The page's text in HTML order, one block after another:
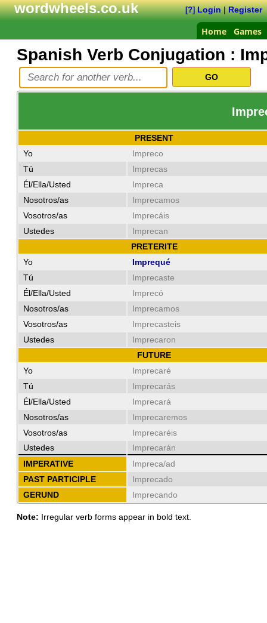
wordwheels.co.uk [?] Login|Register
Home Games
Spanish Verb Conjugation :
PRESENT
Yo
Impreco
Tú
Imprecas
Él/Ella/Usted
Impreca
Nosotros/as
Imprecamos
Vosotros/as
Imprecáis
Ustedes
Imprecan
PRETERITE
Yo
Imprequé
Tú
Imprecaste
Él/Ella/Usted
Imprecó
Nosotros/as
Imprecamos
Vosotros/as
Imprecasteis
Ustedes
Imprecaron
FUTURE
Yo
Imprecaré
Tú
Imprecarás
Él/Ella/Usted
Imprecará
Nosotros/as
Imprecaremos
Vosotros/as
Imprecaréis
Ustedes
Imprecarán
IMPERATIVE
Impreca/ad
PAST PARTICIPLE
Imprecado
GERUND
Imprecando
Note: Irregular verb forms appear in bold text.